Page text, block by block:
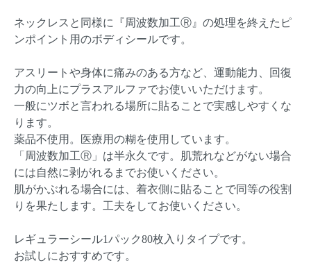
ネックレスと同様に『周波数加工Ⓡ』の処理を終えたピ
ンポイント用のボディシールです。
アスリートや身体に痛みのある方など、運動能力、回復
力の向上にプラスアルファでお使いいただけます。
一般にツボと言われる場所に貼ることで実感しやすくな
ります。
薬品不使用。医療用の糊を使用しています。
「周波数加工Ⓡ」は半永久です。肌荒れなどがない場合
には自然に剥がれるまでお使いください。
肌がかぶれる場合には、着衣側に貼ることで同等の役割
りを果たします。工夫をしてお使いください。
レギュラーシール1パック80枚入りタイプです。
お試しにおすすめです。